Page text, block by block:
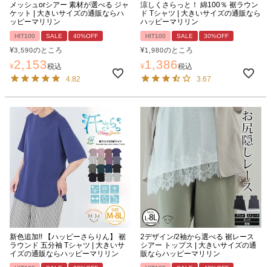
メッシュorシアー 素材が選べる ジャ
ケット | 大きいサイズの通販ならハ
ッピーマリリン
HIT100 SALE 40%OFF
¥3,590のところ
¥2,153税込
4.82
涼しくさらっと！ 綿100％ 裾ラウン
ド Tシャツ | 大きいサイズの通販なら
ハッピーマリリン
HIT100 SALE 30%OFF
¥1,980のところ
¥1,386税込
3.67
新色追加!! 【ハッピーさらりん】 裾
ラウンド 五分袖 Tシャツ | 大きいサ
イズの通販ならハッピーマリリン
2デザイン/2袖から選べる 裾レース
シアー トップス | 大きいサイズの通
販ならハッピーマリリン